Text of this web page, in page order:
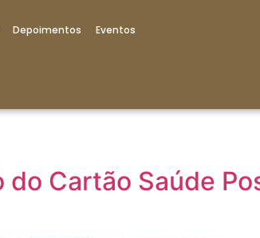
Depoimentos Eventos
Cartão Saúde